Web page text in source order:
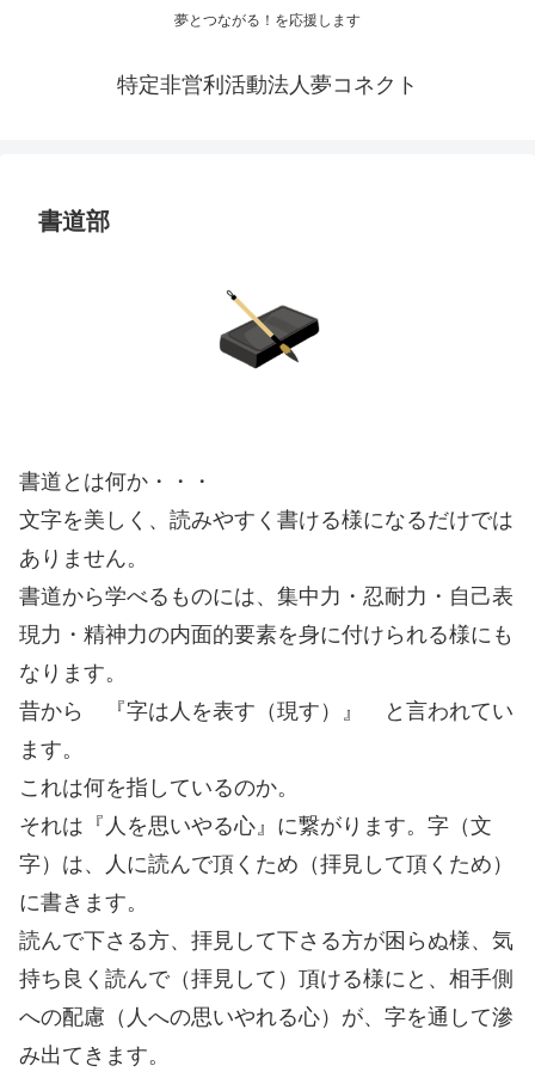
夢とつながる！を応援します
特定非営利活動法人夢コネクト
書道部
書道とは何か・・・
文字を美しく、読みやすく書ける様になるだけでは
ありません。
書道から学べるものには、集中力・忍耐力・自己表
現力・精神力の内面的要素を身に付けられる様にも
なります。
昔から 『字は人を表す（現す）』 と言われてい
ます。
これは何を指しているのか。
それは『人を思いやる心』に繋がります。字（文
字）は、人に読んで頂くため（拝見して頂くため）
に書きます。
読んで下さる方、拝見して下さる方が困らぬ様、気
持ち良く読んで（拝見して）頂ける様にと、相手側
への配慮（人への思いやれる心）が、字を通して滲
み出てきます。